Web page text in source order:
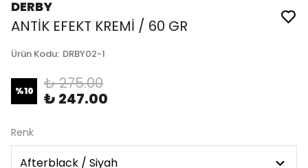
DERBY
ANTİK EFEKT KREMİ / 60 GR
Ürün Kodu: DRBY02-1
%10
₺ 275.00
₺ 247.00
Renk